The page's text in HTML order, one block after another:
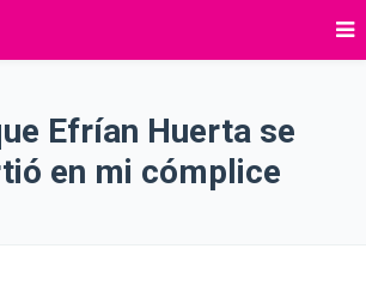
Efrían Huerta se
en mi cómplice